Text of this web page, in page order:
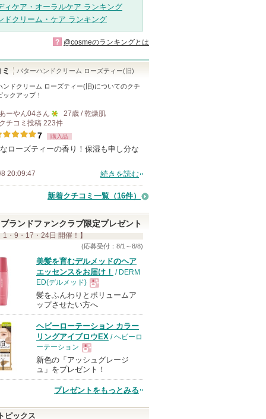
ィケア・オーラルケア ランキング
ドクリーム・ケア ランキング
? @cosmeのランキングとは
バターハンドクリーム ローズティー(旧)
ンドクリーム ローズティー(旧)についてのクチ
ックアップ！
ーやん04さん
5
人
以
メ
バ
ー
お
気
に
入
り
登
さ
れ
て
い
27歳 / 乾燥肌
チコミ投稿 223件
7 購入品
ローズティーの香り！保湿も申し分な
20:09:47 続きを読む
新着クチコミ一覧 （16件）
ブランドファンクラブ限定プレゼント
1・9・17・24日 開催！】
(応募受付：8/1～8/8)
美髪を育むデルメッドのヘア
エッセンスをお届け！ / DERM
ED(デルメッド)
現
品
髪をふんわりとボリュームア
ップさせたい方へ
ヘビーローテーション カラー
リングアイブロウEX / ヘビーロ
ーテーション
現
品
新色の「アッシュグレージ
ュ」をプレゼント！
プレゼントをもっとみる
ピックス